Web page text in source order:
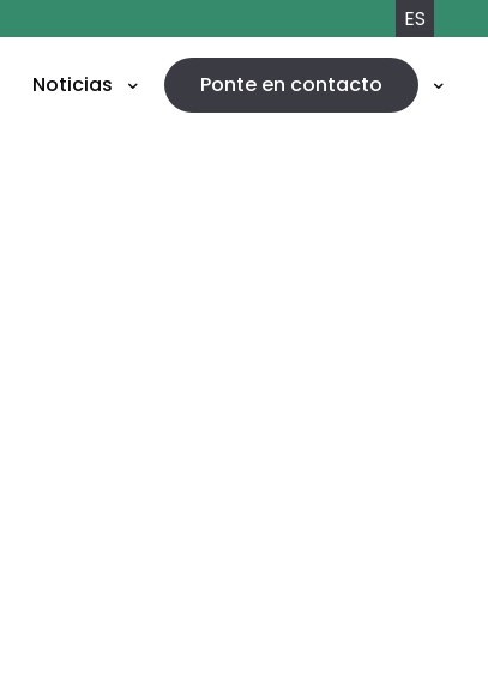
ES
Noticias Ponte en contacto